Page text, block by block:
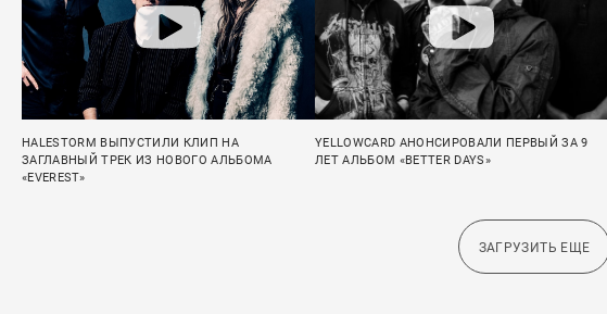
HALESTORM ВЫПУСТИЛИ КЛИП НА
ЗАГЛАВНЫЙ ТРЕК ИЗ НОВОГО АЛЬБОМА
«EVEREST»
YELLOWCARD АНОНСИРОВАЛИ ПЕРВЫЙ ЗА 9
ЛЕТ АЛЬБОМ «BETTER DAYS»
ЗАГРУЗИТЬ ЕЩЕ